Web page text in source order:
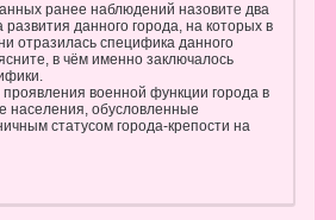
ранее наблюдений назовите два
данного города, на которых в
отразилась специфика данного
в чём именно заключалось
военной функции города в
населения, обусловленные
статусом города-крепости на